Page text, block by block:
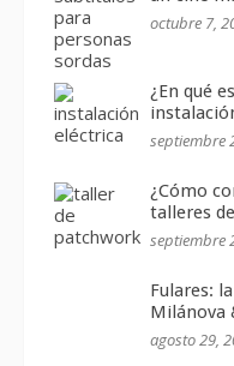
octubre 7,
¿En qué
septiembre
¿Cómo
talleres
septiembre
Fulares:
Milánova
agosto 29,